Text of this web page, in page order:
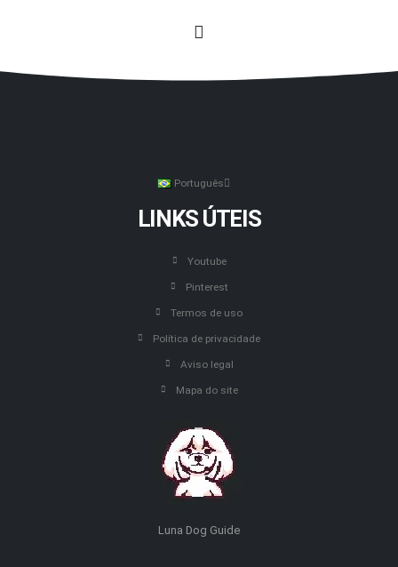
Português
LINKS ÚTEIS
Youtube
Pinterest
Termos de uso
Política de privacidade
Aviso legal
Mapa do site
Luna Dog Guide